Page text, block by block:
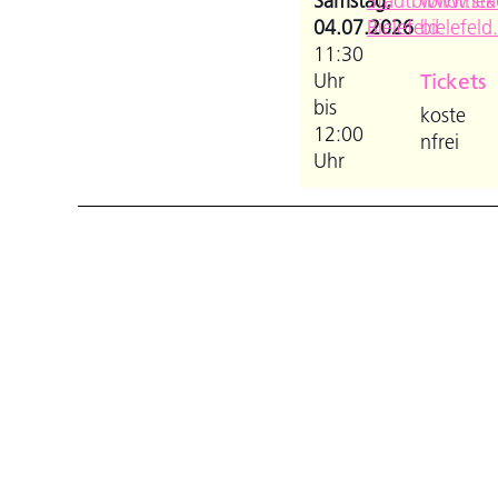
04.07.2026
11:30
Uhr
bis
12:00
Uhr
Bielefeld
Tickets
koste
nfrei